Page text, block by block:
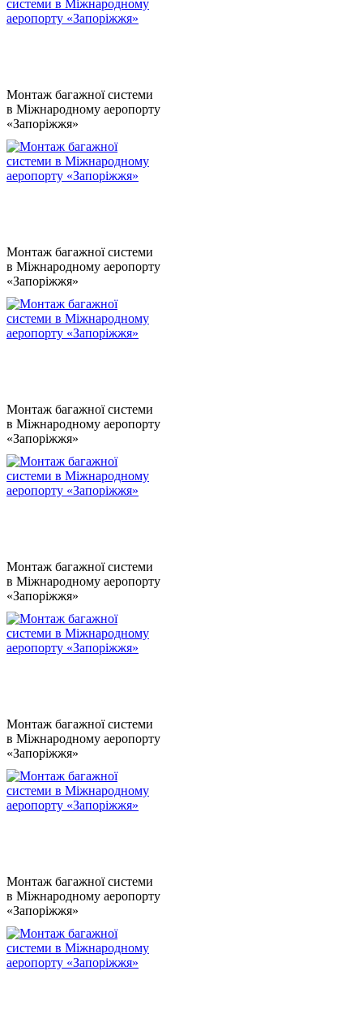
Монтаж багажної системи
в Міжнародному аеропорту
«Запоріжжя»
Монтаж багажної системи
в Міжнародному аеропорту
«Запоріжжя»
Монтаж багажної системи
в Міжнародному аеропорту
«Запоріжжя»
Монтаж багажної системи
в Міжнародному аеропорту
«Запоріжжя»
Монтаж багажної системи
в Міжнародному аеропорту
«Запоріжжя»
Монтаж багажної системи
в Міжнародному аеропорту
«Запоріжжя»